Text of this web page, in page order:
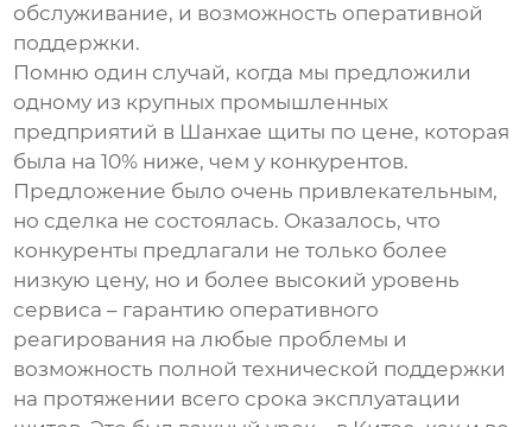
обслуживание, и возможность оперативной
поддержки.
Помню один случай, когда мы предложили
одному из крупных промышленных
предприятий в Шанхае щиты по цене, которая
была на 10% ниже, чем у конкурентов.
Предложение было очень привлекательным,
но сделка не состоялась. Оказалось, что
конкуренты предлагали не только более
низкую цену, но и более высокий уровень
сервиса – гарантию оперативного
реагирования на любые проблемы и
возможность полной технической поддержки
на протяжении всего срока эксплуатации